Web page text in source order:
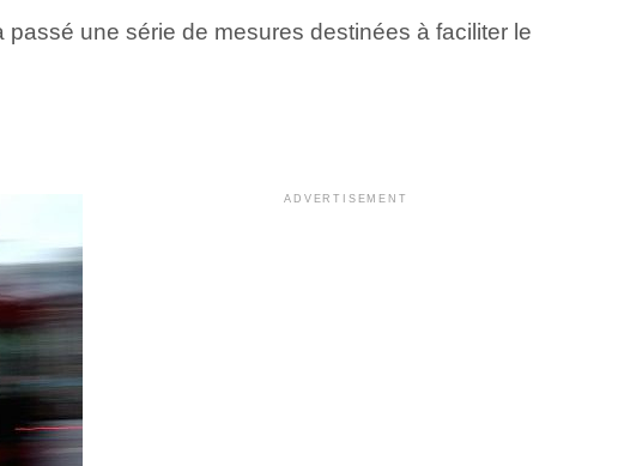
une série de mesures destinées à faciliter le
ADVERTISEMENT